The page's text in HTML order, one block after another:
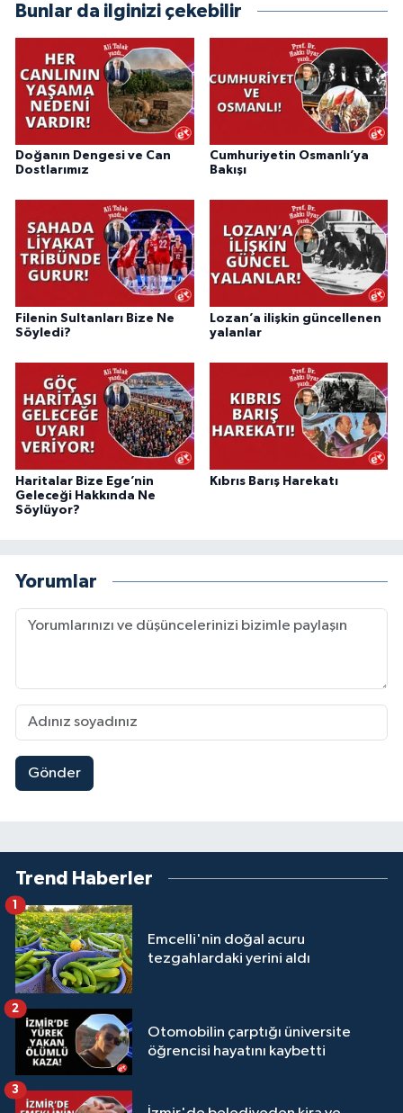
Bunlar da ilginizi çekebilir
Doğanın Dengesi ve Can
Dostlarımız
Cumhuriyetin Osmanlı’ya
Bakışı
Filenin Sultanları Bize Ne
Söyledi?
Lozan’a ilişkin güncellenen
yalanlar
Haritalar Bize Ege’nin
Geleceği Hakkında Ne
Söylüyor?
Kıbrıs Barış Harekatı
Yorumlar
Gönder
Trend Haberler
Emcelli'nin doğal acuru
tezgahlardaki yerini aldı
1
Otomobilin çarptığı üniversite
öğrencisi hayatını kaybetti
2
3